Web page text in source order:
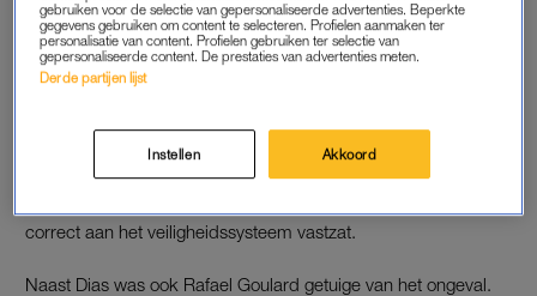
Het fatale incident gebeurde zaterdag bij de populaire
Skeleton Bridge Trail in Limeira, een stad in het zuidoosten van
Brazilië.
Onderzoekers stellen dat de student ongeveer veertig meter
naar beneden viel nadat instructeurs haar bij een zogenoemde
correct aan het veiligheidssysteem vastzat.
Naast Dias was ook Rafael Goulard getuige van het ongeval.
gebruiken voor de selectie van gepersonaliseerde advertenties. Beperkte
gegevens gebruiken om content te selecteren. Profielen aanmaken ter
personalisatie van content. Profielen gebruiken ter selectie van
gepersonaliseerde content. De prestaties van advertenties meten.
Derde partijen lijst
Instellen Akkoord